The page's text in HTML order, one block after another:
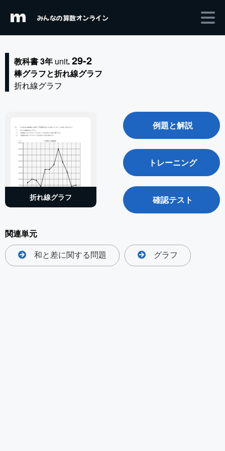
m みんなの算数オンライン
教科書 3年 unit.29-2
棒グラフと折れ線グラフ
折れ線グラフ
折れ線グラフ
例題と解説
トレーニング
確認テスト
関連単元
和と差に関する問題 グラフ